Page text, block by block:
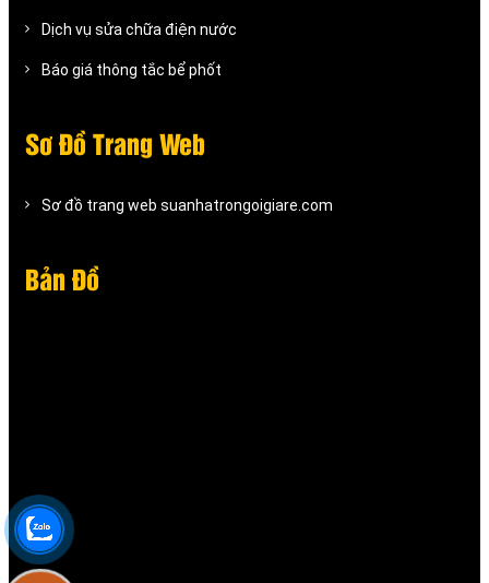
Dịch vụ sửa chữa điện nước
Báo giá thông tắc bể phốt
Sơ Đồ Trang Web
Sơ đồ trang web suanhatrongoigiare.com
Bản Đồ